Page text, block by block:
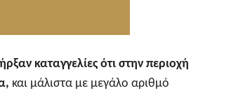
καταγγελίες ότι στην περιοχή
και μάλιστα με μεγάλο αριθμό